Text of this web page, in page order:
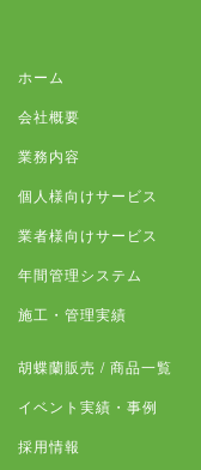
ホーム
会社概要
業務内容
個人様向けサービス
業者様向けサービス
年間管理システム
施工・管理実績
胡蝶蘭販売 / 商品一覧
イベント実績・事例
採用情報